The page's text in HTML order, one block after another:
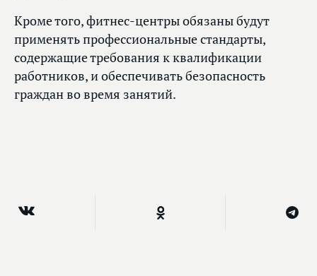
Кроме того, фитнес-центры обязаны будут
применять профессиональные стандарты,
содержащие требования к квалификации
работников, и обеспечивать безопасность
граждан во время занятий.